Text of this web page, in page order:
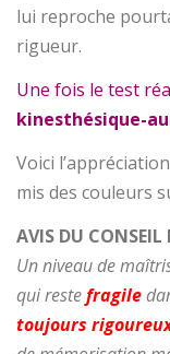
lui reproche
rigueur.
Une fois le test
kinesthésique-
Voici
mis des couleurs
AVIS DU CONSEIL
Un niveau de
qui restefragile
toujours